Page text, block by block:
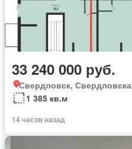
33 240 000 руб.
Свердловск,
1 385 кв.м
14 часов назад